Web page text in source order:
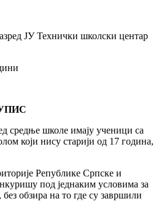
ЈУ Технички школски центар
средње школе имају ученици са
који нису старији од 17 година,
Републике Српске и
под једнаким условима за
обзира на то где су завршили